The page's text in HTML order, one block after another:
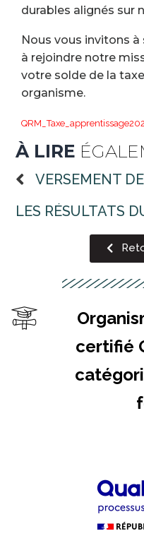
durables alignés sur
Nous vous invitons
à rejoindre notre
votre solde de la
organisme.
À LIRE
certifié